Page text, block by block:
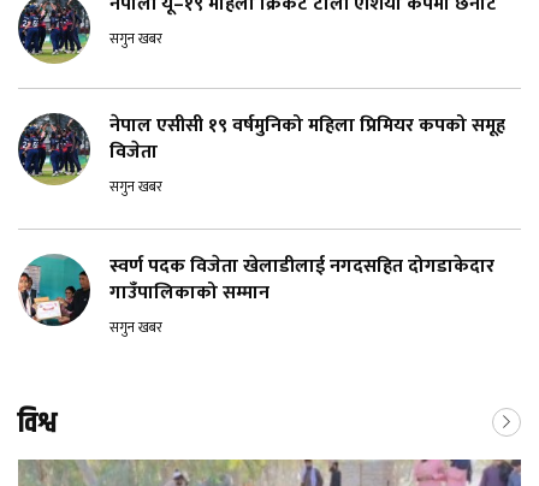
सगुन खबर
नेपाल एसीसी १९ वर्षमुनिको महिला प्रिमियर कपको समूह
विजेता
सगुन खबर
स्वर्ण पदक विजेता खेलाडीलाई नगदसहित दोगडाकेदार
गाउँपालिकाको सम्मान
सगुन खबर
विश्व